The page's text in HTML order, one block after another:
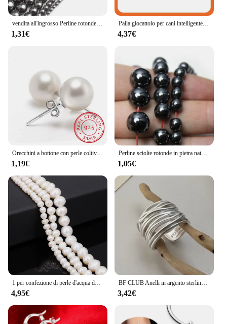
vendita all'ingrosso Perline rotonde in pietra naturale ematite nera 2 3 4 6 8 10 12MM 16 "per filo Scegli la dimensione per la creazione di gioielli
1,31€
Palla giocattolo per cani intelligente Palla giocattolo interattivo elettronico per animali domestici Palla mobile USB che rimbalza in movimento automatico per prodotti per gatti regalo di compleanno per cuccioli
4,37€
Orecchini a bottone con perle coltivate d'acqua dolce in argento Sterling 925 6mm/8mm/10mm per le donne come i migliori regali Jewerly
1,19€
Perline sciolte rotonde in pietra naturale di ematite nera per la creazione di gioielli Bracciale fai da te 2 3 4 6 8 10 12MM 15 "per filo Scegli la dimensione
1,05€
1 per confezione di perle d'acqua dolce naturali con perline sfuse fatte a mano fai-da-te di forma barocca irregolare con fori laterali lisci su entrambi i lati
4,95€
BF CLUB Anelli in argento sterling 925 per donna Moda geometrica fatta a mano Interware irregolari Linee Anello Regalo di Natale per feste
3,42€